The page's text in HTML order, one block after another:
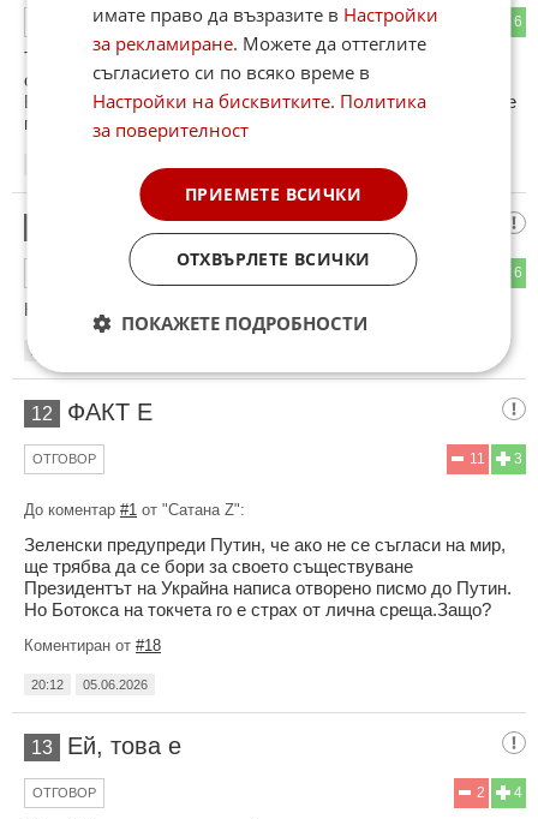
6
ОТГОВОР
Този подарък е едно,но подаръка , онзи , последния с
отрупаните цветя е по-ценен!
В Африка,всеки ден умират деца,а в Европа се раждат все
по-малко и по-малко!Явно е от имането!
Еми щом
6
Клати добре , получава подаръци .
12 ФАКТ Е
3
11
ОТГОВОР
До коментар #1 от "Сатана Z":
Зеленски предупреди Путин, че ако не се съгласи на мир,
ще трябва да се бори за своето съществуване
Президентът на Украйна написа отворено писмо до Путин.
Но Ботокса на токчета го е страх от лична среща.Защо?
Коментиран от #18
20:12 05.06.2026
13 Ей, това е
4
2
ОТГОВОР
имате право да възразите в Настройки
за рекламиране. Можете да оттеглите
съгласието си по всяко време в
Настройки на бисквитките. Политика
за поверителност
ПРИЕМЕТЕ ВСИЧКИ
ОТХВЪРЛЕТЕ ВСИЧКИ
ПОКАЖЕТЕ ПОДРОБНОСТИ